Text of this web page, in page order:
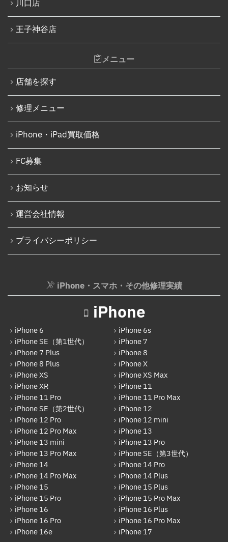
iPad水没洗浄作業
iPadその他部品修理
Nintendo Switch修理実績
Nintendo Switch液晶画面修理交換
Nintendo Siwtch充電コネクタ修理
Nintendo Switchタッチパネル修理交換
Nintendo Switchゲームカードスロット修理
Nintendo Switch SDカードスロット修理
Nintendo Switch Joy-Con レール修理
iPodバッテリー交換
パソコン液晶パネル交換修理
パソコンバッテリー交換
パソコンその他部品修理
AppleWatch修理実績
AppleWatchバッテリー交換
AppleWatchフロントパネル交換修理
ガラケー修理実績
ガラケーバッテリー交換
iPhone 12 Pro Max
iPhone 13
iPhone 13 mini
iPhone 13 Pro Max
iPhone SE（第3世代）
iPhone 14
iPhone 14 Pro
iPhone 14 Pro Max
iPhone 14 Plus
iPhone 15 Plus
iPhone 15 Pro
iPhone 15 Pro Max
iPhone 16 Plus
iPhone 16 Pro Max
iPhone 16e
iPhone 17
Android
Google Pixel
Xperia
AQUOS
Galaxy
OPPO
HUAWEI
arrows
Xiaomi
川口店
王子神谷店
メニュー
店舗を探す
修理メニュー
iPhone・iPad買取価格
FC募集
お知らせ
運営会社情報
プライバシーポリシー
iPhone・スマホ・その他修理実績
iPhone
iPhone 6
iPhone 6s
iPhone SE（第1世代）
iPhone 7
iPhone 7 Plus
iPhone 8
iPhone 8 Plus
iPhone X
iPhone XS
iPhone XS Max
iPhone XR
iPhone 11
iPhone 11 Pro
iPhone 11 Pro Max
iPhone SE（第2世代）
iPhone 12
iPhone 12 Pro
iPhone 12 mini
iPhone 12 Pro Max
iPhone 13
iPhone 13 mini
iPhone 13 Pro
iPhone 13 Pro Max
iPhone SE（第3世代）
iPhone 14
iPhone 14 Pro
iPhone 14 Pro Max
iPhone 14 Plus
iPhone 15
iPhone 15 Plus
iPhone 15 Pro
iPhone 15 Pro Max
iPhone 16
iPhone 16 Plus
iPhone 16 Pro
iPhone 16 Pro Max
iPhone 16e
iPhone 17